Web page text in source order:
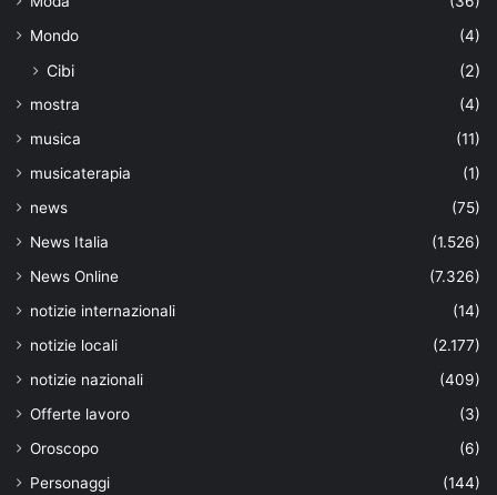
Mondo
(4)
Cibi (2)
mostra
(4)
musica
(11)
musicaterapia
(1)
news
(75)
News Italia
(1.526)
News Online
(7.326)
notizie internazionali
(14)
notizie locali
(2.177)
notizie nazionali
(409)
Offerte lavoro
(3)
Oroscopo
(6)
Personaggi
(144)